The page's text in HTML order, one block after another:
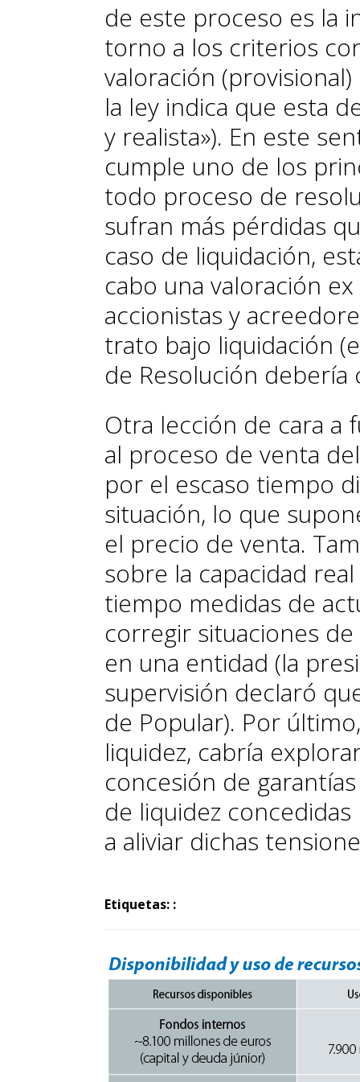
de este proceso es la
torno a los criterios
valoración
la ley indica que esta
y realista»). En este
cumple uno de los
todo proceso de
sufran más pérdidas
caso de liquidación,
cabo una valoración
accionistas y
trato bajo liquidación
de Resolución debería
Otra lección de cara a
al proceso de venta
por el escaso tiempo
situación, lo que
el precio de venta.
sobre la capacidad
tiempo medidas de
corregir situaciones
en una entidad (la
supervisión declaró
de Po­­pular). Por
liquidez, ca­­bría
concesión de
de liquidez
a aliviar dichas
Etiquetas: